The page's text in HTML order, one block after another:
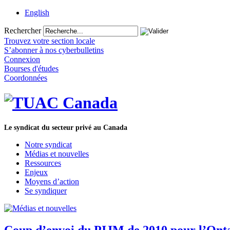
English
Rechercher
Trouvez votre section locale
S’abonner à nos cyberbulletins
Connexion
Bourses d'études
Coordonnées
Le syndicat du secteur privé au Canada
Notre syndicat
Médias et nouvelles
Ressources
Enjeux
Moyens d’action
Se syndiquer